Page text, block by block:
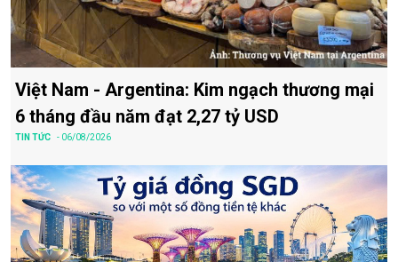
Việt Nam - Argentina: Kim ngạch thương mại
6 tháng đầu năm đạt 2,27 tỷ USD
TIN TỨC - 06/08/2026